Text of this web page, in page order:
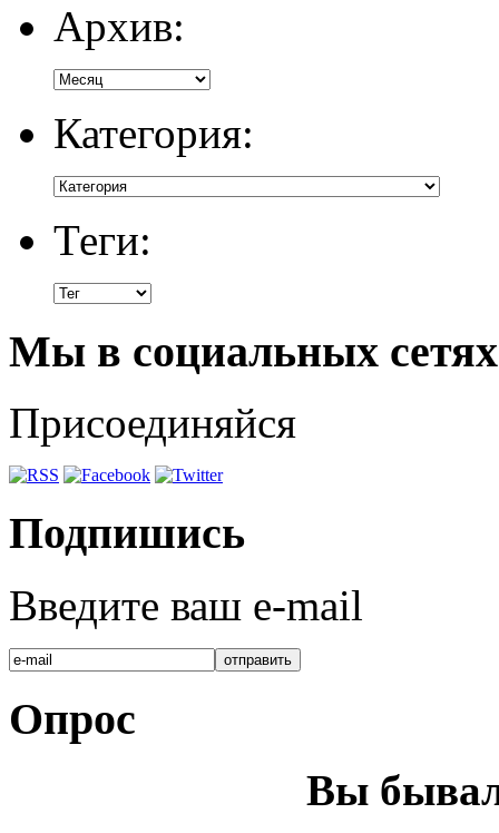
Архив:
Категория:
Теги:
Мы в социальных сетях
Присоединяйся
Подпишись
Введите ваш e-mail
Опрос
Вы